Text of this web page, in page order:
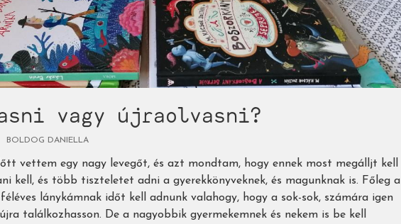
vagy újraolvasni?
BOLDOG DANIELLA
vettem egy nagy levegőt, és azt mondtam, hogy ennek most megálljt kell
kell, és több tiszteletet adni a gyerekkönyveknek, és magunknak is. Főleg a
lánykámnak időt kell adnunk valahogy, hogy a sok-sok, számára igen
találkozhasson. De a nagyobbik gyermekemnek és nekem is be kell